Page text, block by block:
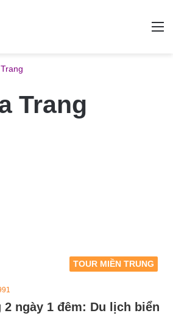
Trang
TOUR MIỀN TRUNG
ngày 1 đêm: Du lịch biển